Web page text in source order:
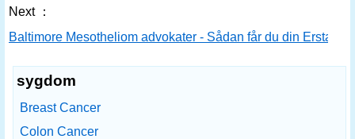
Next ：
Baltimore Mesotheliom advokater - Sådan får du din
sygdom
Breast Cancer
Colon Cancer